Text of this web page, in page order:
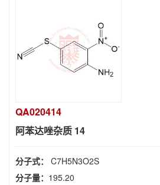
QA020414
阿苯达唑杂质 14
分子式： C7H5N3O2S
分子量： 195.20